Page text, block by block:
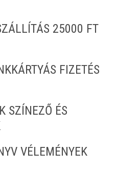
25000 FT
FIZETÉS
SZÍNEZŐ ÉS
VÉLEMÉNYEK